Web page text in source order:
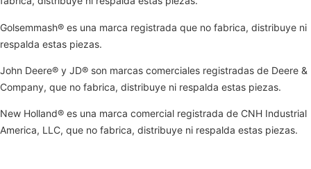
Golsemmash® es una marca registrada que no fabrica, distribuye ni
respalda estas piezas.
John Deere® y JD® son marcas comerciales registradas de Deere &
Company, que no fabrica, distribuye ni respalda estas piezas.
New Holland® es una marca comercial registrada de CNH Industrial
America, LLC, que no fabrica, distribuye ni respalda estas piezas.